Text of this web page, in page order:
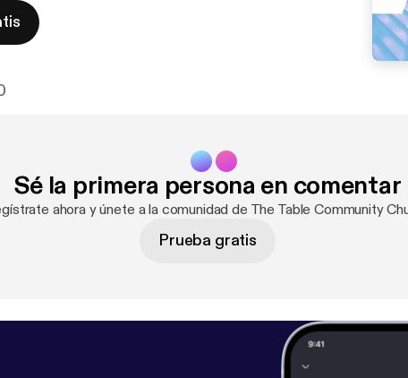
Sé la primera persona en comentar
ahora y únete a la comunidad de The Table Community
Prueba gratis